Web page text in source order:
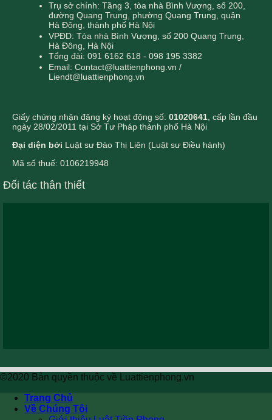
Trụ sở chính: Tầng 3, tòa nhà Bình Vượng, số 200,
đường Quang Trung, phường Quang Trung, quận
Hà Đông, thành phố Hà Nội
VPĐD: Tòa nhà Bình Vượng, số 200 Quang Trung,
Hà Đông, Hà Nội
Tổng đài: 091 6162 618 - 098 195 3382
Email: Contact@luattienphong.vn /
Liendt@luattienphong.vn
Giấy chứng nhận đăng ký hoạt động số: 01020641 , cấp lần đầu
ngày 28/02/2011 tại Sở Tư Pháp thành phố Hà Nội
Đại diện bởi Luật sư Đào Thị Liên (Luật sư Điều hành)
Mã số thuế: 0106219948
Đối tác thân thiết
©2020 Bản quyền thuộc về Luattienphong.vn
Trang Chủ
Về Chúng Tôi